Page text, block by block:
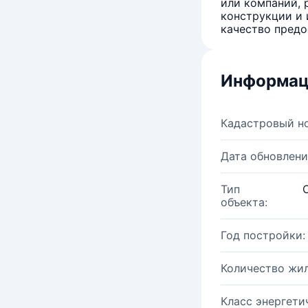
или компаний,
конструкции и
качество
Кадастровый
Дата
Тип
объекта:
Год постройки:
Количество
Класс